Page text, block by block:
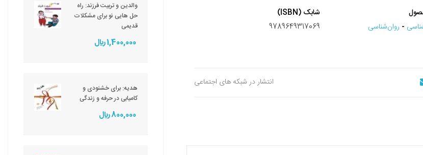
- روان‌شناسی
شابک (ISBN)
9789649317069
انتشار در شبکه های اجتماعی
والدین و تربیت فرزند: راه
حل هایی نو برای مشکلات
قدیمی
1,400,000 ريال
هدیه: برای خشنودی و
کامیابی در حرفه و زندگی
800,000 ريال